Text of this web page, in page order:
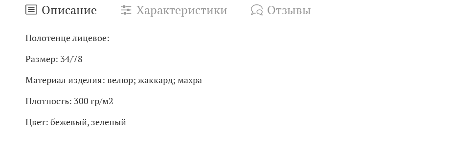
Описание Характеристики Отзывы
Полотенце лицевое:
Размер: 34/78
Материал изделия: велюр; жаккард; махра
Плотность: 300 гр/м2
Цвет: бежевый, зеленый